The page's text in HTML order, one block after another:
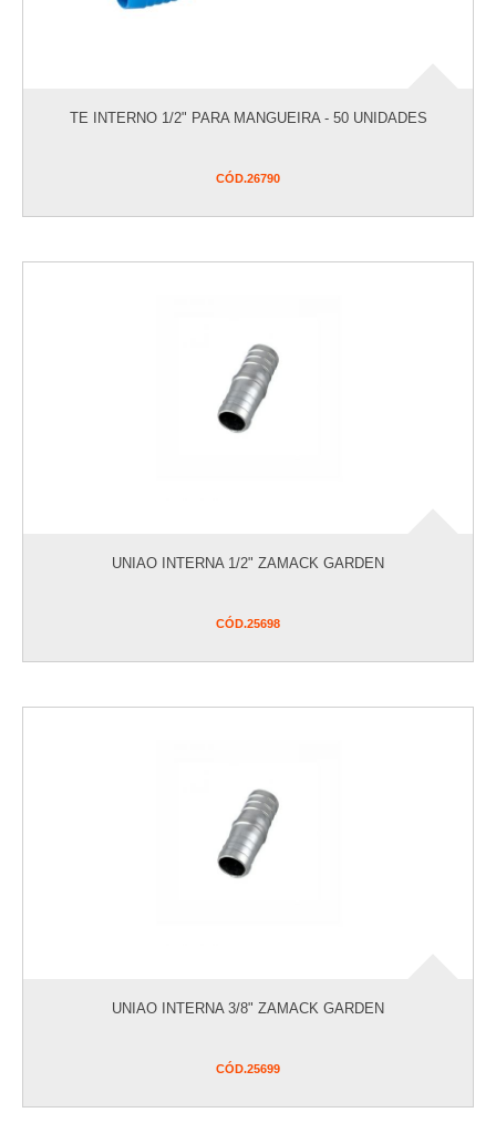
TE INTERNO 1/2" PARA MANGUEIRA - 50 UNIDADES
CÓD.26790
UNIAO INTERNA 1/2" ZAMACK GARDEN
CÓD.25698
UNIAO INTERNA 3/8" ZAMACK GARDEN
CÓD.25699